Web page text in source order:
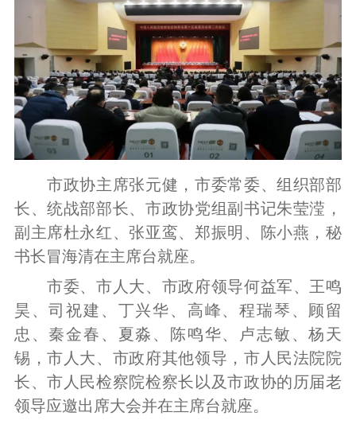
市政协主席张元健，市委常委、组织部部
长、统战部部长、市政协党组副书记朱莹滢，
副主席杜永红、张亚鸾、郑振明、陈小燕，秘
书长冒海清在主席台就座。
市委、市人大、市政府领导何益军、王鸣
昊、司祝建、丁兴华、高峰、程瑞琴、顾留
忠、秦金春、夏淼、陈鸣华、卢志敏、杨天
锡，市人大、市政府其他领导，市人民法院院
长、市人民检察院检察长以及市政协的历届老
领导应邀出席大会并在主席台就座。